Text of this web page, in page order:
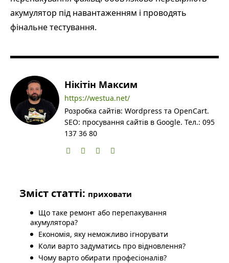
акумулятор під навантаженням і проводять
фінальне тестування.
Нікітін Максим
https://westua.net/
Розробка сайтів: Wordpress та OpenCart.
SEO: просування сайтів в Google. Тел.: 095
137 36 80
Зміст статті: приховати
Що таке ремонт або перепакування
акумулятора?
Економія, яку неможливо ігнорувати
Коли варто задуматись про відновлення?
Чому варто обирати професіоналів?